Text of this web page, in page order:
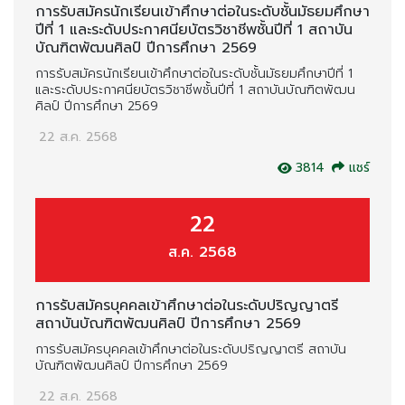
การรับสมัครนักเรียนเข้าศึกษาต่อในระดับชั้นมัธยมศึกษา
ปีที่ 1 และระดับประกาศนียบัตรวิชาชีพชั้นปีที่ 1 สถาบัน
บัณฑิตพัฒนศิลป์ ปีการศึกษา 2569
การรับสมัครนักเรียนเข้าศึกษาต่อในระดับชั้นมัธยมศึกษาปีที่ 1
และระดับประกาศนียบัตรวิชาชีพชั้นปีที่ 1 สถาบันบัณฑิตพัฒน
ศิลป์ ปีการศึกษา 2569
22 ส.ค. 2568
3814
แชร์
22
ส.ค. 2568
การรับสมัครบุคคลเข้าศึกษาต่อในระดับปริญญาตรี
สถาบันบัณฑิตพัฒนศิลป์ ปีการศึกษา 2569
การรับสมัครบุคคลเข้าศึกษาต่อในระดับปริญญาตรี สถาบัน
บัณฑิตพัฒนศิลป์ ปีการศึกษา 2569
22 ส.ค. 2568